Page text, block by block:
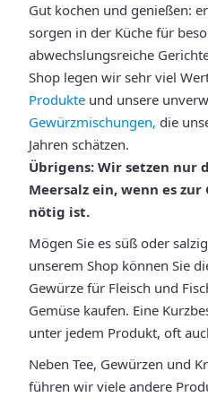
Gut kochen und genießen:
sorgen in der Küche für
abwechslungsreiche
Shop legen wir sehr viel
Produkte und unsere
Gewürzmischungen, die
Jahren schätzen.
Übrigens: Wir setzen nur
Meersalz ein, wenn es
nötig ist.
Mögen Sie es süß oder
unserem Shop können Sie
Gewürze für Fleisch und
Gemüse kaufen. Eine
unter jedem Produkt, oft
Neben Tee, Gewürzen und
führen wir viele andere